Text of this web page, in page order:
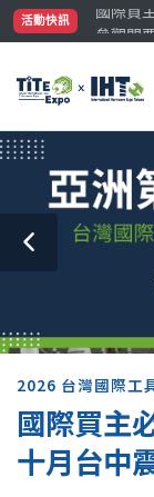
活動快訊
參觀門
最大規
2026 台灣國際工
國際買主
十月台中